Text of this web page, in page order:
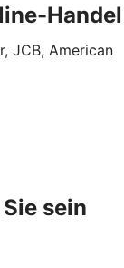
Handel
JCB, American
sein